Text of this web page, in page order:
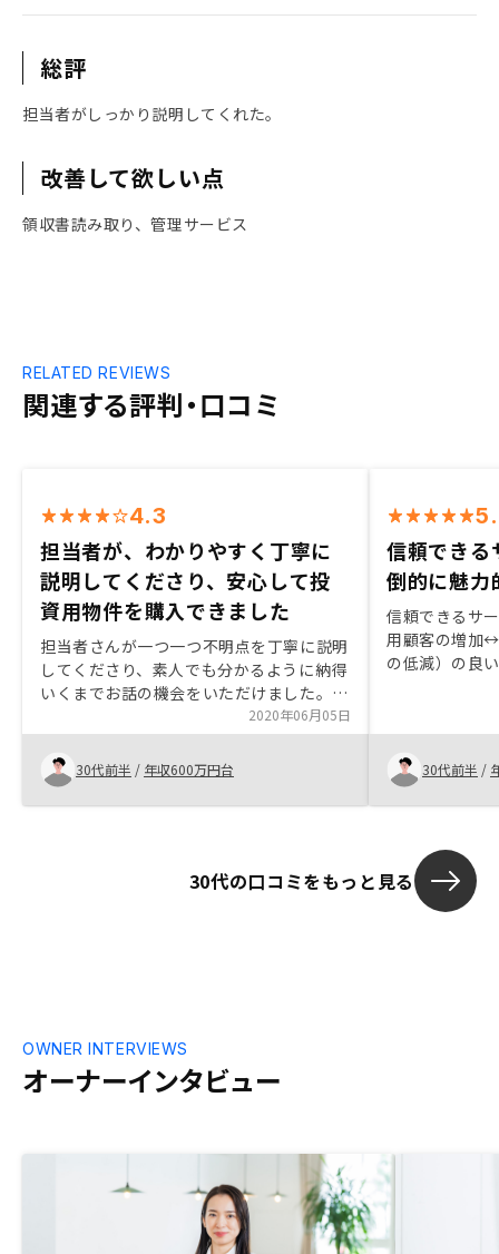
総評
担当者がしっかり説明してくれた。
改善して欲しい点
領収書読み取り、管理サービス
関連する評判・口コミ
RELATED REVIEWS
4.3
担当者が、わかりやすく丁寧に
説明してくださり、安心して投
資用物件を購入できました
担当者さんが一つ一つ不明点を丁寧に説明
してくださり、素人でも分かるように納得
いくまでお話の機会をいただけました。家
の近くまで来ていただき子連れでも嫌な顔
せず対応いただけたのがありがたかったで
す。回りくどい言い方をすることなく率直
に意見してくださるのでわかりやすかった
です。不動産のセールスを受けたことがあ
たので購入しましたCM等で世間一般に信
2020年06月05日
30代前半 / 年収600万円台
信頼できる
倒的に魅力
信頼できるサ
用顧客の増加
の低減）の良
30代前半 /
30代の口コミをもっと見る
オーナーインタビュー
OWNER INTERVIEWS